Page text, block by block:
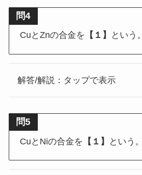
問4
CuとZnの合金を 【１】 という。
解答/解説：タップで表示
問5
CuとNiの合金を 【１】 という。